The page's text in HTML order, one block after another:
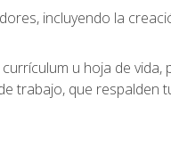
incluyendo la
u hoja de vida,
trabajo, que respalden